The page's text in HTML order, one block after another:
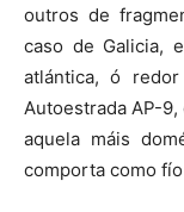
outros de
caso de Galicia,
atlántica, ó
Autoestrada AP-
aquela máis
comporta como